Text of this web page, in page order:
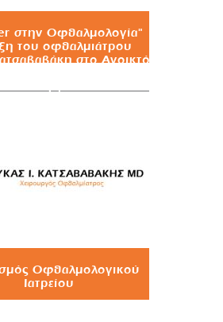
στην Οφθαλμολογία"
του οφθαλμιάτρου
στο Ανοικτό
Οφθαλμολογικού
Ιατρείου